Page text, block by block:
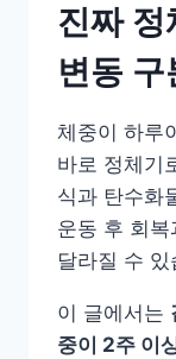
진짜
변동 구
체중이 하루
바로 정체기
식과 탄수화
운동 후 회
달라질 수 있
이 글에서는
중이 2주 이